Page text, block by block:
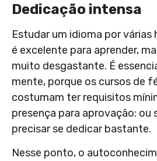
Dedicação intensa
Estudar um idioma por várias
é excelente para aprender,
muito desgastante. É
mente, porque os cursos de
costumam ter requisitos
presença para aprovação: ou
precisar se dedicar bastante.
Nesse ponto, o